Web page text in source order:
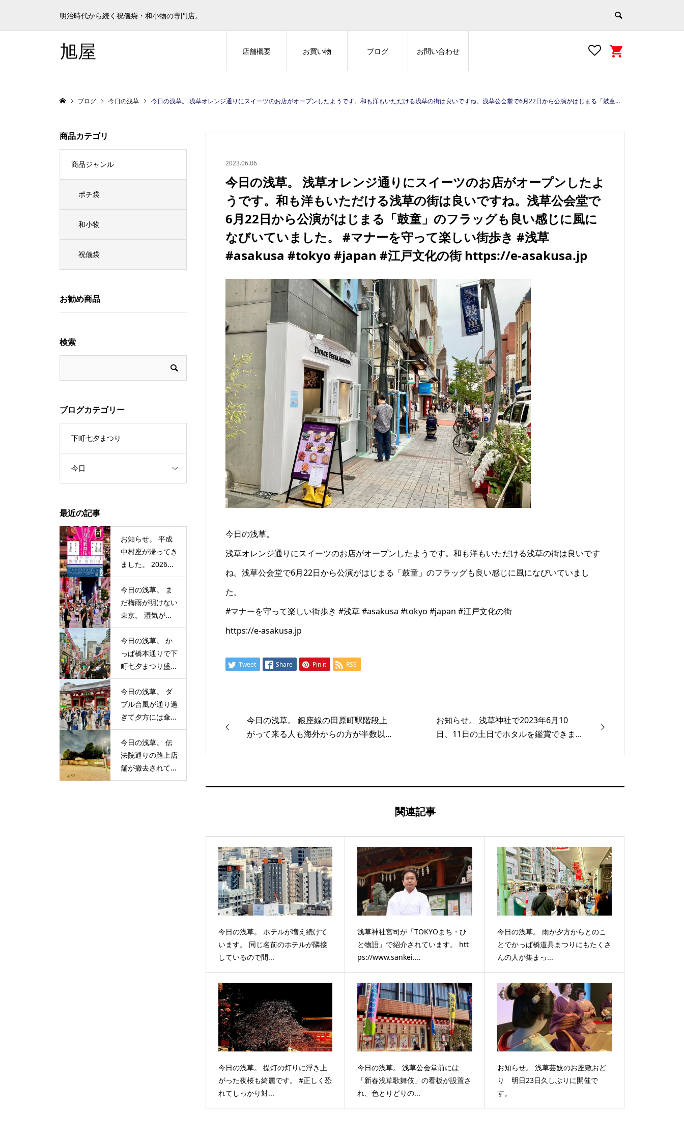
明治時代から続く祝儀袋・和小物の専門店。
旭屋 店舗概要 お買い物 ブログ お問い合わせ
ブログ 今日の浅草 今日の浅草。 浅草オレンジ通りにスイーツのお店がオープンしたようです。和も洋もいただける浅草の街は良いですね。浅草公会堂で6月22日から公演がはじまる「鼓童」のフラッグも良い感じに風になびいていました。 #マナーを守って楽しい街歩き #浅草 #asakusa #tokyo #japan #江戸文化の街 https://e-asakusa.jp
2023.06.06
今日の浅草。 浅草オレンジ通りにスイーツのお店がオープンしたよ
うです。和も洋もいただける浅草の街は良いですね。浅草公会堂で
6月22日から公演がはじまる「鼓童」のフラッグも良い感じに風に
なびいていました。 #マナーを守って楽しい街歩き #浅草
#asakusa #tokyo #japan #江戸文化の街 https://e-asakusa.jp
今日の浅草。
浅草オレンジ通りにスイーツのお店がオープンしたようです。和も洋もいただける浅草の街は良いです
ね。浅草公会堂で6月22日から公演がはじまる「鼓童」のフラッグも良い感じに風になびいていまし
た。
#マナーを守って楽しい街歩き #浅草 #asakusa #tokyo #japan #江戸文化の街
https://e-asakusa.jp
Tweet Share Pin it RSS
今日の浅草。 銀座線の田原町駅階段上
がって来る人も海外からの方が半数以...
お知らせ。 浅草神社で2023年6月10
日、11日の土日でホタルを鑑賞できま...
関連記事
今日の浅草。 ホテルが増え続けて
います。 同じ名前のホテルが隣接
しているので間...
浅草神社宮司が「TOKYOまち・ひ
と物語」で紹介されています。 htt
ps://www.sankei....
今日の浅草。 雨が夕方からとのこ
とでかっぱ橋道具まつりにもたくさ
んの人が集まっ...
今日の浅草。 提灯の灯りに浮き上
がった夜桜も綺麗です。 #正しく恐
れてしっかり対...
今日の浅草。 浅草公会堂前には
「新春浅草歌舞伎」の看板が設置さ
れ、色とりどりの...
お知らせ。 浅草芸妓のお座敷おど
り 明日23日久しぶりに開催で
す。
商品カテゴリ
商品ジャンル
ポチ袋
和小物
祝儀袋
お勧め商品
検索
ブログカテゴリー
下町七夕まつり
今日
最近の記事
お知らせ。 平成
中村座が帰ってき
ました。 2026...
今日の浅草。 ま
だ梅雨が明けない
東京。 湿気が...
今日の浅草。 か
っぱ橋本通りで下
町七夕まつり盛...
今日の浅草。 ダ
ブル台風が通り過
ぎて夕方には傘...
今日の浅草。 伝
法院通りの路上店
舗が撤去されて...